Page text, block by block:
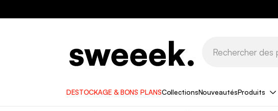
DESTOCKAGE & BONS PLANSCollectionsNouveautésProduits